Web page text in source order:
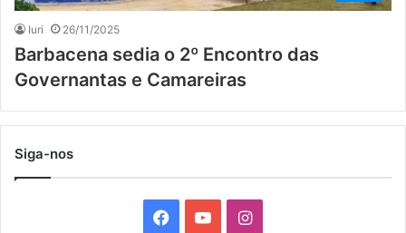
Iuri 26/11/2025
Barbacena sedia o 2º Encontro das
Governantas e Camareiras
Siga-nos
I